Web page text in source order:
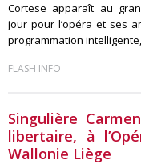
Cortese apparaît au
jour pour l’opéra et ses
programmation
FLASH INFO
Singulière
libertaire, à
Wallonie Liège